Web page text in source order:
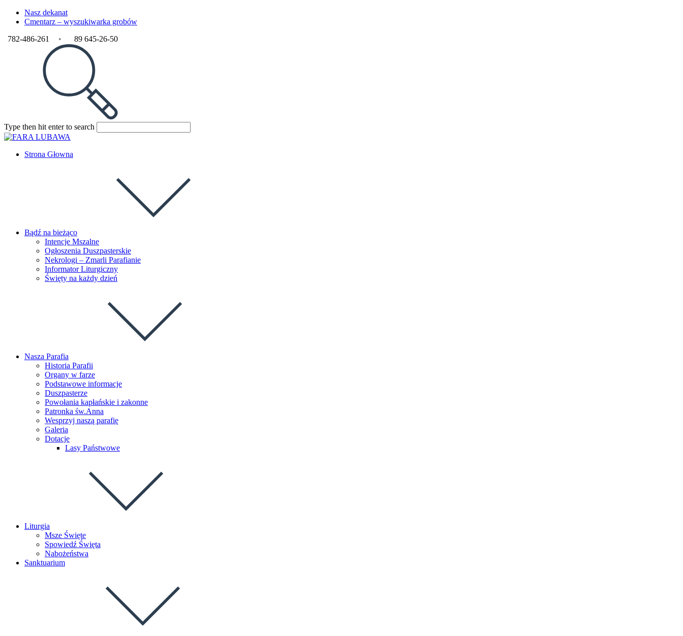
Nasz dekanat
Cmentarz – wyszukiwarka grobów
782-486-261
• 89 645-26-50
Type then hit enter to search
Strona Głowna
Bądź na bieżąco
Intencje Mszalne
Ogłoszenia Duszpasterskie
Nekrologi – Zmarli Parafianie
Informator Liturgiczny
Święty na każdy dzień
Nasza Parafia
Historia Parafii
Organy w farze
Podstawowe informacje
Duszpasterze
Powołania kapłańskie i zakonne
Patronka św.Anna
Wesprzyj naszą parafię
Galeria
Dotacje
Lasy Państwowe
Liturgia
Msze Święte
Spowiedź Święta
Nabożeństwa
Sanktuarium